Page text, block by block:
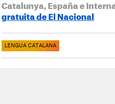
Catalunya, España e
gratuita de El Nacional
LENGUA CATALANA